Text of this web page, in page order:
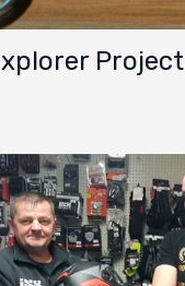
Project